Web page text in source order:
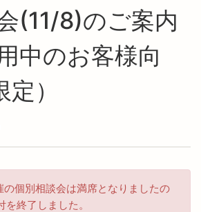
(11/8)のご案内
中のお客様向
）
の個別相談会は満席となりましたの
終了しました。